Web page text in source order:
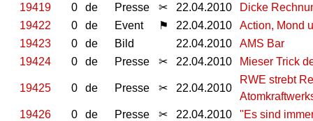
19419
0 de Presse ✂ 22.04.2010
Dicke
19422
0 de Event ⚑ 22.04.2010
Action, Mond
19423
0 de Bild 22.04.2010
AMS Bar
19424
0 de Presse ✂ 22.04.2010 Mieser Trick
19425 0 de Presse ✂ 22.04.2010
RWE strebt
19426
0 de Presse ✂ 22.04.2010 ''Es sind